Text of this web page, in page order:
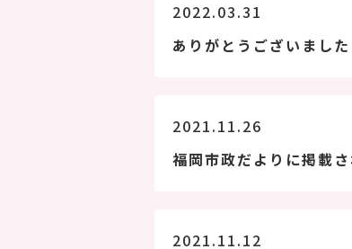
2022.03.31
ありがとうございました
2021.11.26
福岡市政だよりに掲載
2021.11.12